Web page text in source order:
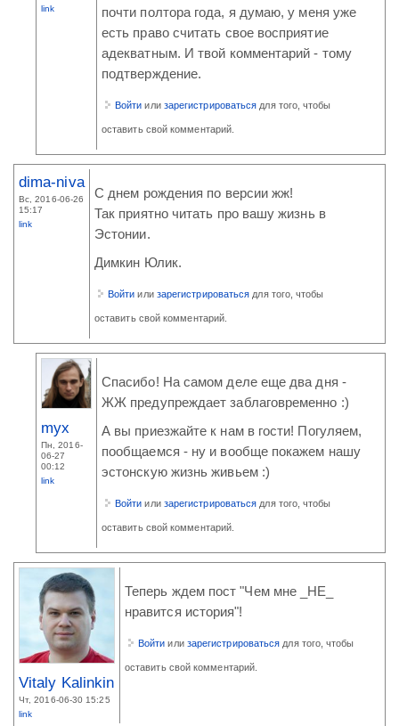
link
почти полтора года, я думаю, у меня уже
есть право считать свое восприятие
адекватным. И твой комментарий - тому
подтверждение.
Войти или зарегистрироваться для того, чтобы
оставить свой комментарий.
dima-niva
Вс, 2016-06-26
15:17
link
С днем рождения по версии жж!
Так приятно читать про вашу жизнь в
Эстонии.
Димкин Юлик.
Войти или зарегистрироваться для того, чтобы
оставить свой комментарий.
myx
Пн, 2016-
06-27
00:12
link
Спасибо! На самом деле еще два дня -
ЖЖ предупреждает заблаговременно :)
А вы приезжайте к нам в гости! Погуляем,
пообщаемся - ну и вообще покажем нашу
эстонскую жизнь живьем :)
Войти или зарегистрироваться для того, чтобы
оставить свой комментарий.
Vitaly Kalinkin
Чт, 2016-06-30 15:25
link
Теперь ждем пост "Чем мне _НЕ_
нравится история"!
Войти или зарегистрироваться для того, чтобы
оставить свой комментарий.